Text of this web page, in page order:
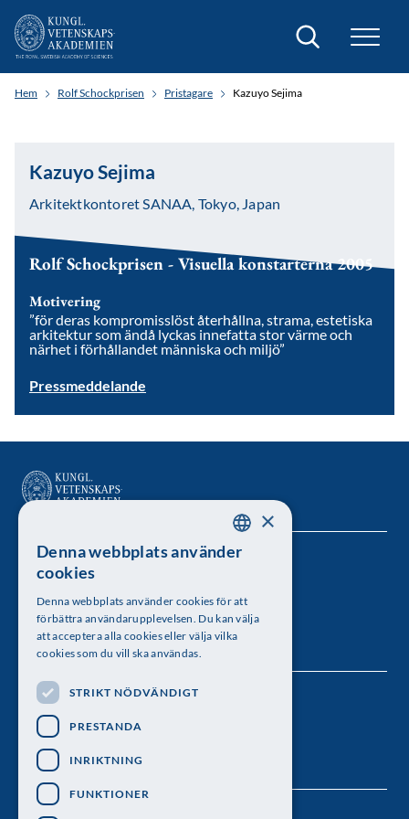
Sök
Hem Rolf Schockprisen Pristagare Kazuyo Sejima
Kazuyo Sejima
Arkitektkontoret SANAA, Tokyo, Japan
Rolf Schockprisen - Visuella konstarterna 2005
Motivering
”för deras kompromisslöst återhållna, strama, estetiska
arkitektur som ändå lyckas innefatta stor värme och
närhet i förhållandet människa och miljö”
Pressmeddelande
Kungl. Vetenskapsakademien
Besöksadress: Lilla Frescativägen 4A
Telefon: 08-673 95 00
Följ oss
SWEDISH
×
Denna webbplats använder
cookies
Denna webbplats använder cookies för att
förbättra användarupplevelsen. Du kan välja
att acceptera alla cookies eller välja vilka
cookies som du vill ska användas.
STRIKT NÖDVÄNDIGT
PRESTANDA
INRIKTNING
FUNKTIONER